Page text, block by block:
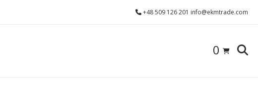
+48 509 126 201 info@ekmtrade.com
0